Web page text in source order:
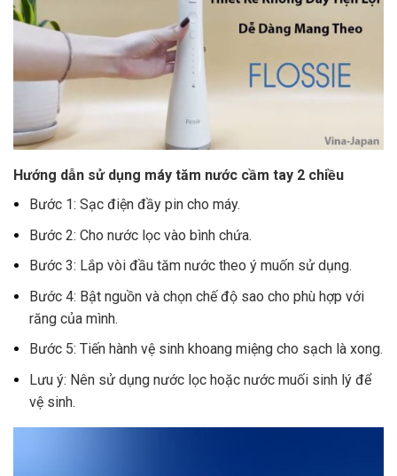
Hướng dẫn sử dụng máy tăm nước cầm tay 2 chiều
Bước 1: Sạc điện đầy pin cho máy.
Bước 2: Cho nước lọc vào bình chứa.
Bước 3: Lắp vòi đầu tăm nước theo ý muốn sử dụng.
Bước 4: Bật nguồn và chọn chế độ sao cho phù hợp với
răng của mình.
Bước 5: Tiến hành vệ sinh khoang miệng cho sạch là xong.
Lưu ý: Nên sử dụng nước lọc hoặc nước muối sinh lý để
vệ sinh.